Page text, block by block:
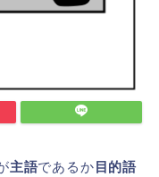
主語であるか 目的語